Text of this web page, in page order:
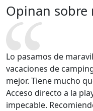
Opinan sobre
Lo pasamos de
vacaciones de
mejor. Tiene mucho
Acceso directo a la
impecable.